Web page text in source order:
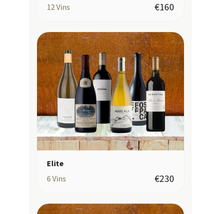
12Vins €160
Elite
6 Vins €230